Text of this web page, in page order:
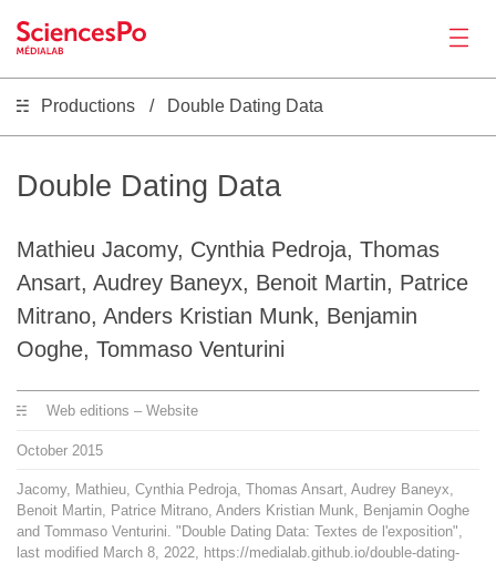
News
Productions
Activities
Tools
Jobs
Team
Productions Double Dating Data
Double Dating Data
Mathieu Jacomy, Cynthia Pedroja, Thomas
Ansart, Audrey Baneyx, Benoit Martin, Patrice
Mitrano, Anders Kristian Munk, Benjamin
Ooghe, Tommaso Venturini
Web editions – Website
October 2015
Jacomy, Mathieu, Cynthia Pedroja, Thomas Ansart, Audrey Baneyx,
Benoit Martin, Patrice Mitrano, Anders Kristian Munk, Benjamin Ooghe
and Tommaso Venturini. "Double Dating Data: Textes de l'exposition",
last modified March 8, 2022, https://medialab.github.io/double-dating-